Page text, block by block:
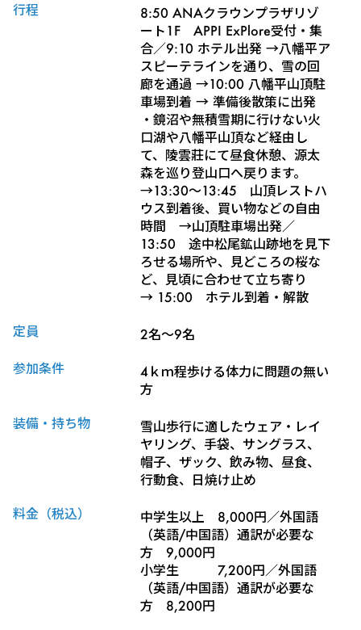
行程
8:50 ANAクラウンプラザリゾ
ート1F APPI ExPlore受付・集
合／9:10 ホテル出発 →八幡平ア
スピーテラインを通り、雪の回
廊を通過 →10:00 八幡平山頂駐
車場到着 → 準備後散策に出発
・鏡沼や無積雪期に行けない火
口湖や八幡平山頂など経由し
て、陵雲莊にて昼食休憩、源太
森を巡り登山口へ戻ります。
→13:30～13:45 山頂レストハ
ウス到着後、買い物などの自由
時間 →山頂駐車場出発／
13:50 途中松尾鉱山跡地を見下
ろせる場所や、見どころの桜な
ど、見頃に合わせて立ち寄り
→ 15:00 ホテル到着・解散
定員
2名～9名
参加条件
4ｋｍ程歩ける体力に問題の無い
方
装備・持ち物
雪山歩行に適したウェア・レイ
ヤリング、手袋、サングラス、
帽子、ザック、飲み物、昼食、
行動食、日焼け止め
料金（税込）
中学生以上 8,000円／外国語
（英語/中国語）通訳が必要な
方 9,000円
小学生 7,200円／外国語
（英語/中国語）通訳が必要な
方 8,200円